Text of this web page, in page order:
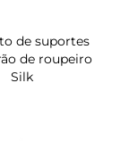
de suportes
de roupeiro
Silk